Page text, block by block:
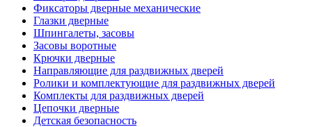
Фиксаторы дверные механические
Глазки дверные
Шпингалеты, засовы
Засовы воротные
Крючки дверные
Направляющие для раздвижных дверей
Ролики и комплектующие для раздвижных дверей
Комплекты для раздвижных дверей
Цепочки дверные
Детская безопасность